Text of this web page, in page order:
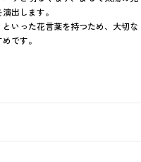
出します。
いった花言葉を持つため、大切な
です。